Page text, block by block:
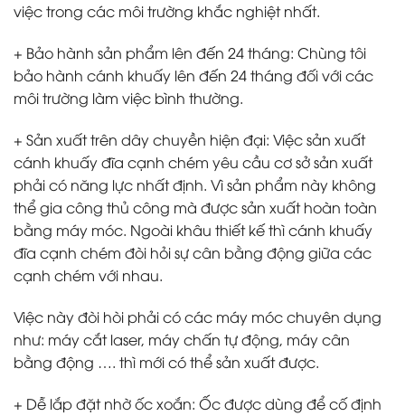
việc trong các môi trường khắc nghiệt nhất.
+ Bảo hành sản phẩm lên đến 24 tháng: Chùng tôi
bảo hành cánh khuấy lên đến 24 tháng đối với các
môi trường làm việc bình thường.
+ Sản xuất trên dây chuyền hiện đại: Việc sản xuất
cánh khuấy đĩa cạnh chém yêu cầu cơ sở sản xuất
phải có năng lực nhất định. Vì sản phẩm này không
thể gia công thủ công mà được sản xuất hoàn toàn
bằng máy móc. Ngoài khâu thiết kế thì cánh khuấy
đĩa cạnh chém đòi hỏi sự cân bằng động giữa các
cạnh chém với nhau.
Việc này đòi hòi phải có các máy móc chuyên dụng
như: máy cắt laser, máy chấn tự động, máy cân
bằng động …. thì mới có thể sản xuất được.
+ Dễ lắp đặt nhờ ốc xoắn: Ốc được dùng để cố định